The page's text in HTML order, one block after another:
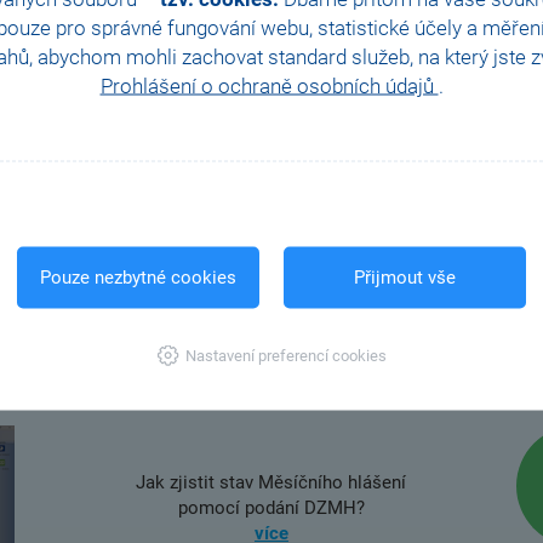
pro správné fungování webu, statistické účely a
abychom mohli zachovat standard služeb, na který jste
Prohlášení o ochraně osobních údajů .
Pouze nezbytné cookies Přijmout vše
Nastavení preferencí cookies
Všechny praktické tipy pro rychlejší práci
najdete na našem webu.
na
a
FAQ
Jak zjistit stav Měsíčního hlášení
pomocí podání DZMH?
více